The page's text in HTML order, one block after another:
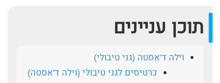
תוכן עניינים
וילה ד'אסטה (גני טיבולי)
כרטיסים לגני טיבולי (וילה ד'אסטה)